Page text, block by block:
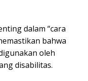
dalam “cara
bahwa
oleh
disabilitas.